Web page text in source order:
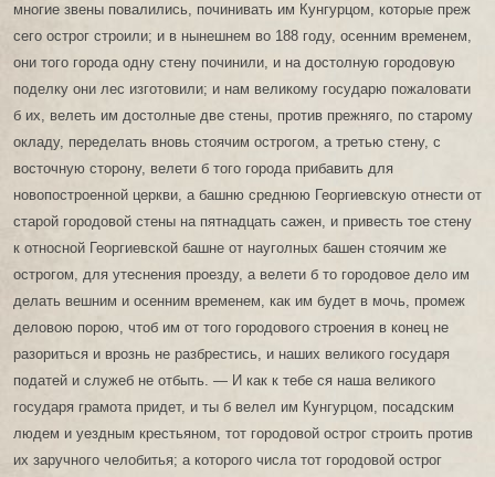
многие звены повалились, починивать им Кунгурцом, которые преж
сего острог строили; и в нынешнем во 188 году, осенним временем,
они того города одну стену починили, и на достолную городовую
поделку они лес изготовили; и нам великому государю пожаловати
б их, велеть им достолные две стены, против прежняго, по старому
окладу, переделать вновь стоячим острогом, а третью стену, с
восточную сторону, велети б того города прибавить для
новопостроенной церкви, а башню среднюю Георгиевскую отнести от
старой городовой стены на пятнадцать сажен, и привесть тое стену
к относной Георгиевской башне от науголных башен стоячим же
острогом, для утеснения проезду, а велети б то городовое дело им
делать вешним и осенним временем, как им будет в мочь, промеж
деловою порою, чтоб им от того городового строения в конец не
разориться и врознь не разбрестись, и наших великого государя
податей и служеб не отбыть. — И как к тебе ся наша великого
государя грамота придет, и ты б велел им Кунгурцом, посадским
людем и уездным крестьяном, тот городовой острог строить против
их заручного челобитья; а которого числа тот городовой острог